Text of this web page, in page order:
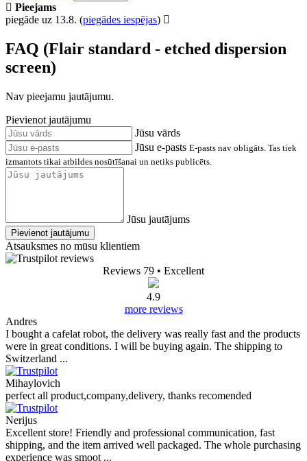
Pieejams
piegāde uz 13.8. (piegādes iespējas)
FAQ (Flair standard - etched dispersion
screen)
Nav pieejamu jautājumu.
Pievienot jautājumu
Jūsu vārds
Jūsu e-pasts E-pasts nav obligāts. Tas tiek
izmantots tikai atbildes nosūtīšanai un netiks publicēts.
Jūsu jautājums
Pievienot jautājumu
Atsauksmes no mūsu klientiem
Reviews 79 • Excellent
4.9
more reviews
Andres
I bought a cafelat robot, the delivery was really fast and the products
were in great conditions. I will be buying again. The shipping to
Switzerland ...
Mihaylovich
perfect all product,company,delivery, thanks recomended
Nerijus
Excellent store! Friendly and professional communication, fast
shipping, and the item arrived well packaged. The whole purchasing
experience was smoot ...